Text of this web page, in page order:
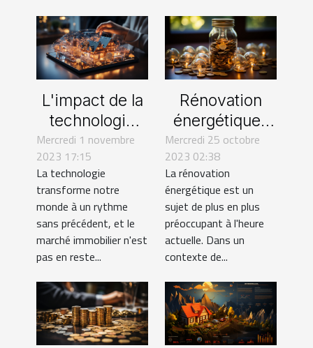
L'impact de la
technologie
sur le marché
immobilier à
Toulouse
Mercredi 1 novembre
2023 17:15
La technologie
transforme notre
monde à un rythme
sans précédent, et le
marché immobilier n'est
pas en reste...
Rénovation
énergétique :
comment
réaliser des
économies ?
Mercredi 25 octobre
2023 02:38
La rénovation
énergétique est un
sujet de plus en plus
préoccupant à l'heure
actuelle. Dans un
contexte de...